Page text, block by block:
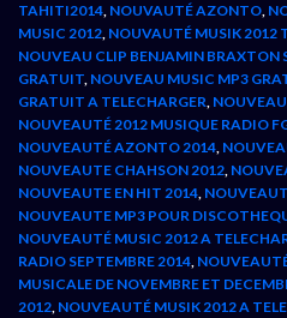
TAHITI2014, NOUVAUTÉ AZONTO,
MUSIC 2012, NOUVAUTÉ MUSIK 2012
NOUVEAU CLIP BENJAMIN BRAXTON
GRATUIT, NOUVEAU MUSIC MP3
GRATUIT A TELECHARGER,
NOUVEAUTÉ 2012 MUSIQUE RADIO
NOUVEAUTÉ AZONTO 2014,
NOUVEAUTE CHAHSON 2012,
NOUVEAUTE EN HIT 2014,
NOUVEAUTE MP3 POUR
NOUVEAUTÉ MUSIC 2012 A
RADIO SEPTEMBRE 2014,
MUSICALE DE NOVEMBRE ET
2012, NOUVEAUTÉ MUSIK 2012 A